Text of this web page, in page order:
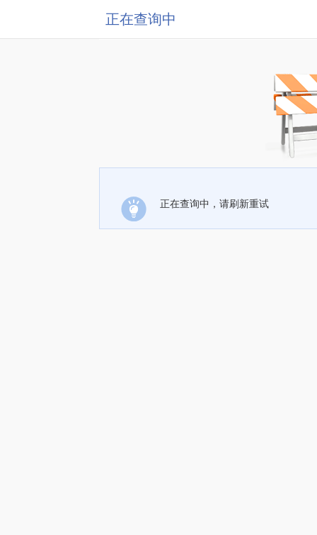
正在查询中
正在查询中，请刷新重试